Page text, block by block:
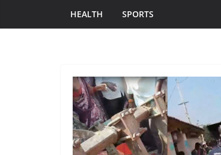
HEALTH SPORTS